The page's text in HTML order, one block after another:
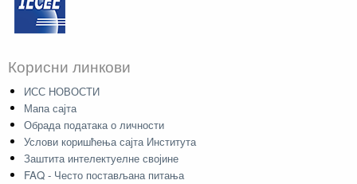
Корисни линкови
ИСС НОВОСТИ
Мапа сајта
Обрада података о личности
Услови коришћења сајта Института
Заштита интелектуелне својине
FAQ - Често постављана питања